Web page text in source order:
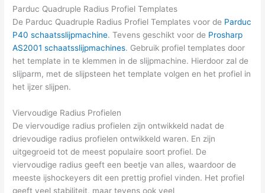
Parduc Quadruple Radius Profiel Templates
De Parduc Quadruple Radius Profiel Templates voor de Parduc
P40 schaatsslijpmachine. Tevens geschikt voor de Prosharp
AS2001 schaatsslijpmachines. Gebruik profiel templates door
het template in te klemmen in de slijpmachine. Hierdoor zal de
slijparm, met de slijpsteen het template volgen en het profiel in
het ijzer slijpen.
Viervoudige Radius Profielen
De viervoudige radius profielen zijn ontwikkeld nadat de
drievoudige radius profielen ontwikkeld waren. En zijn
uitgegroeid tot de meest populaire soort profiel. De
viervoudige radius geeft een beetje van alles, waardoor de
meeste ijshockeyers dit een prettig profiel vinden. Het profiel
geeft veel stabiliteit, maar tevens ook veel